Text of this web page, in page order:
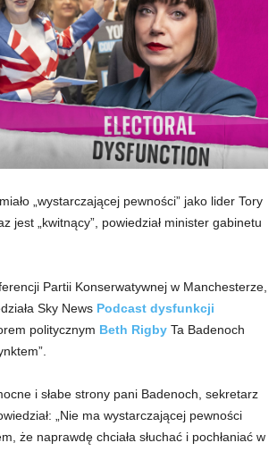
„wystarczającej pewności” jako lider Tory
jest „kwitnący”, powiedział minister gabinetu
Partii Konserwatywnej w Manchesterze,
Sky News Podcast dysfunkcji
politycznym Beth Rigby Ta Badenoch
i słabe strony pani Badenoch, sekretarz
„Nie ma wystarczającej pewności
że naprawdę chciała słuchać i pochłaniać w